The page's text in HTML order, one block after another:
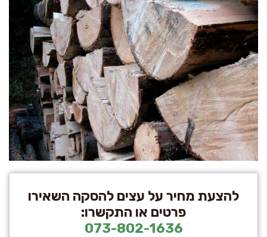
להצעת מחיר על עצים להסקה השאירו
פרטים או התקשרו:
073-802-1636